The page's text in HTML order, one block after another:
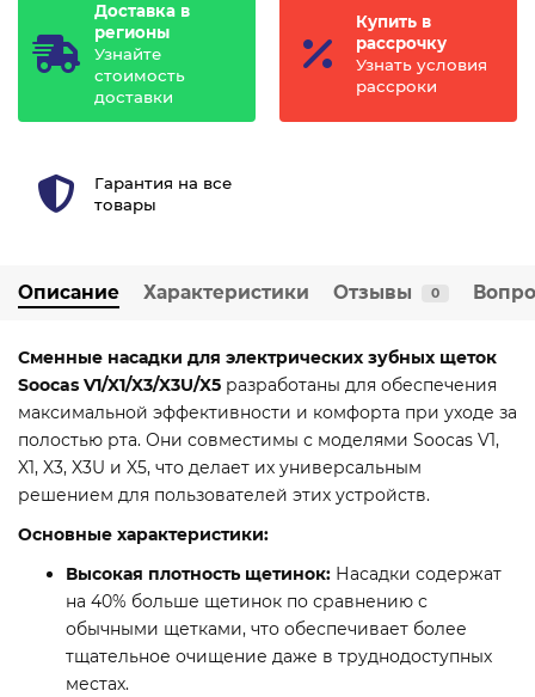
Доставка в
регионы
Узнайте
стоимость
доставки
Купить в
рассрочку
Узнать условия
рассроки
Гарантия на все
товары
Описание Характеристики Отзывы 0
Сменные насадки для электрических зубных щеток
Soocas V1/X1/X3/X3U/X5 разработаны для обеспечения
максимальной эффективности и комфорта при уходе за
полостью рта. Они совместимы с моделями Soocas V1,
X1, X3, X3U и X5, что делает их универсальным
решением для пользователей этих устройств.
Основные характеристики:
Высокая плотность щетинок: Насадки содержат
на 40% больше щетинок по сравнению с
обычными щетками, что обеспечивает более
тщательное очищение даже в труднодоступных
местах.